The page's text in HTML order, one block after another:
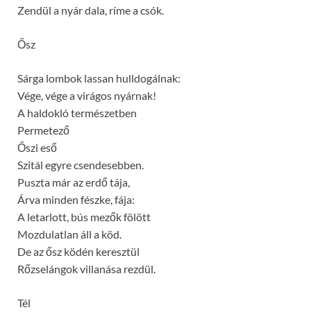
Zendül a nyár dala, ríme a csók.
Ősz
Sárga lombok lassan hulldogálnak:
Vége, vége a virágos nyárnak!
A haldokló természetben
Permetező
Őszi eső
Szitál egyre csendesebben.
Puszta már az erdő tája,
Árva minden fészke, fája:
A letarlott, bús mezők fölött
Mozdulatlan áll a köd.
De az ősz ködén keresztül
Rőzselángok villanása rezdül.
Tél